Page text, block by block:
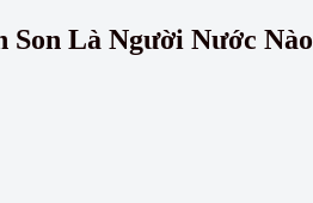
Son Là Người Nước